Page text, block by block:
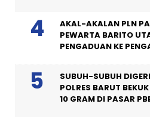
AKAL-AKALAN PLN
PEWARTA BARITO
PENGADUAN KE
SUBUH-SUBUH
POLRES BARUT
10 GRAM DI PASAR